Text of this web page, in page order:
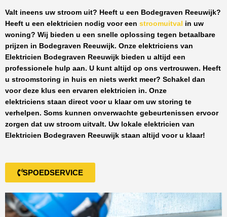
Valt ineens uw stroom uit? Heeft u een Bodegraven Reeuwijk?
Heeft u een elektricien nodig voor een stroomuitval in uw
woning? Wij bieden u een snelle oplossing tegen betaalbare
prijzen in Bodegraven Reeuwijk. Onze elektriciens van
Elektricien Bodegraven Reeuwijk bieden u altijd een
professionele hulp aan. U kunt altijd op ons vertrouwen. Heeft
u stroomstoring in huis en niets werkt meer? Schakel dan
voor deze klus een ervaren elektricien in. Onze
elektriciens staan direct voor u klaar om uw storing te
verhelpen. Soms kunnen onverwachte gebeurtenissen ervoor
zorgen dat uw stroom uitvalt. Uw lokale elektricien van
Elektricien Bodegraven Reeuwijk staan altijd voor u klaar!
SPOEDSERVICE